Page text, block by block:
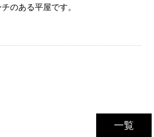
のある平屋です。
一覧